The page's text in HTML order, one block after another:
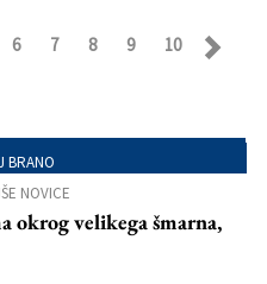
6 7 8 9 10
BRANO
NOVICE
okrog velikega šmarna,